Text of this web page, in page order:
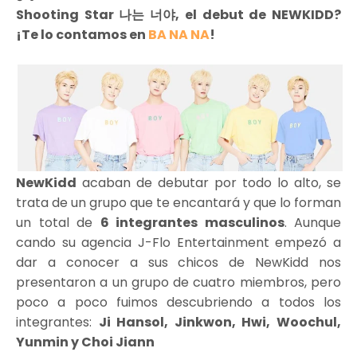
Shooting Star 나는 너야, el debut de NEWKIDD?
¡Te lo contamos en BA NA NA!
NewKidd acaban de debutar por todo lo alto, se
trata de un grupo que te encantará y que lo forman
un total de 6 integrantes masculinos. Aunque
cando su agencia J-Flo Entertainment empezó a
dar a conocer a sus chicos de NewKidd nos
presentaron a un grupo de cuatro miembros, pero
poco a poco fuimos descubriendo a todos los
integrantes: Ji Hansol, Jinkwon, Hwi, Woochul,
Yunmin y Choi Jiann